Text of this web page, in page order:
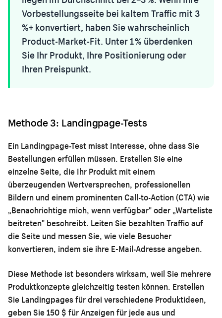
Vorbestellungsseite bei kaltem Traffic mit 3
%+ konvertiert, haben Sie wahrscheinlich
Product-Market-Fit. Unter 1 % überdenken
Sie Ihr Produkt, Ihre Positionierung oder
Ihren Preispunkt.
Methode 3: Landingpage-Tests
Ein Landingpage-Test misst Interesse, ohne dass Sie
Bestellungen erfüllen müssen. Erstellen Sie eine
einzelne Seite, die Ihr Produkt mit einem
überzeugenden Wertversprechen, professionellen
Bildern und einem prominenten Call-to-Action (CTA) wie
„Benachrichtige mich, wenn verfügbar" oder „Warteliste
beitreten" beschreibt. Leiten Sie bezahlten Traffic auf
die Seite und messen Sie, wie viele Besucher
konvertieren, indem sie ihre E-Mail-Adresse angeben.
Diese Methode ist besonders wirksam, weil Sie mehrere
Produktkonzepte gleichzeitig testen können. Erstellen
Sie Landingpages für drei verschiedene Produktideen,
geben Sie 150 $ für Anzeigen für jede aus und